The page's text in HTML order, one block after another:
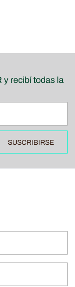
y recibí todas la
SUSCRIBIRSE